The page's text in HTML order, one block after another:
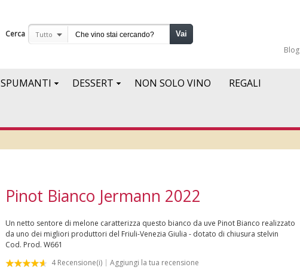
Cerca Tutto Vai
Blog
SPUMANTI DESSERT NON SOLO VINO REGALI
Pinot Bianco Jermann 2022
Un netto sentore di melone caratterizza questo bianco da uve Pinot Bianco realizzato
da uno dei migliori produttori del Friuli-Venezia Giulia - dotato di chiusura stelvin
Cod. Prod. W661
4Recensione(i) Aggiungi la tua recensione